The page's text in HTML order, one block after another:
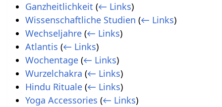
Ganzheitlichkeit (← Links)
Wissenschaftliche Studien (← Links)
Wechseljahre (← Links)
Atlantis (← Links)
Wochentage (← Links)
Wurzelchakra (← Links)
Hindu Rituale (← Links)
Yoga Accessories (← Links)